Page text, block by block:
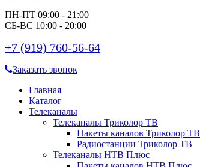
ПН-ПТ 09:00 - 21:00
СБ-ВС 10:00 - 20:00
+7 (919) 760-56-64
Заказать звонок
Главная
Каталог
Телеканалы
Телеканалы Триколор ТВ
Пакеты каналов Триколор ТВ
Радиостанции Триколор ТВ
Телеканалы НТВ Плюс